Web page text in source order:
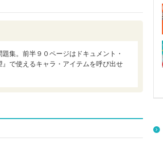
集。前半９０ページはドキュメント・
で使えるキャラ・アイテムを呼び出せ